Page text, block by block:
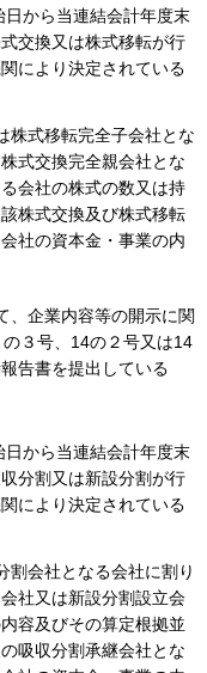
から当連結会計年度末
交換又は株式移転が行
により決定されている
株式移転完全子会社とな
式交換完全親会社とな
会社の株式の数又は持
株式交換及び株式移転
社の資本金・事業の内
、企業内容等の開示に関
３号、14の２号又は14
告書を提出している
から当連結会計年度末
分割又は新設分割が行
により決定されている
割会社となる会社に割り
社又は新設分割設立会
容及びその算定根拠並
吸収分割承継会社とな